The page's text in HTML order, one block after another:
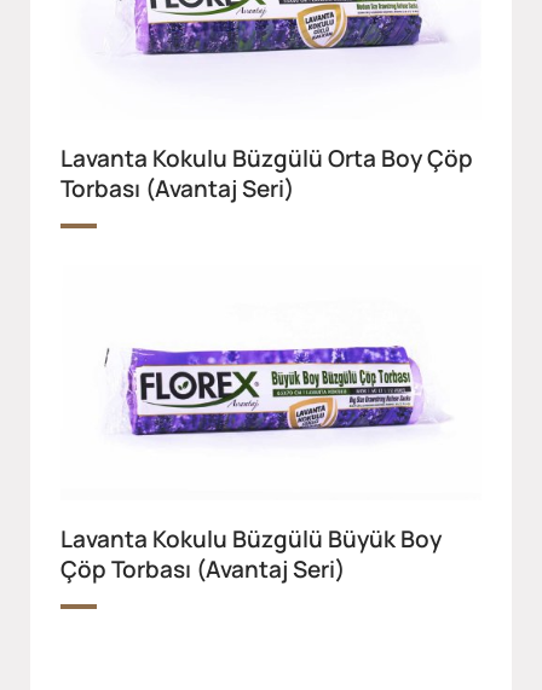
Lavanta Kokulu Büzgülü Orta Boy Çöp
Torbası (Avantaj Seri)
Lavanta Kokulu Büzgülü Büyük Boy
Çöp Torbası (Avantaj Seri)